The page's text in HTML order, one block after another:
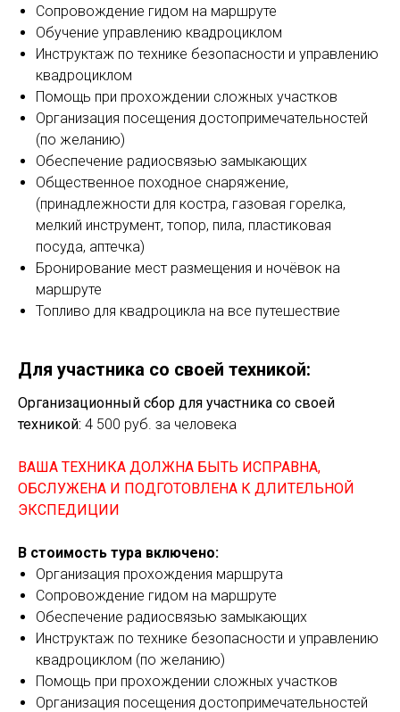
Сопровождение гидом на маршруте
Обучение управлению квадроциклом
Инструктаж по технике безопасности и управлению
квадроциклом
Помощь при прохождении сложных участков
Организация посещения достопримечательностей
(по желанию)
Обеспечение радиосвязью замыкающих
Общественное походное снаряжение,
(принадлежности для костра, газовая горелка,
мелкий инструмент, топор, пила, пластиковая
посуда, аптечка)
Бронирование мест размещения и ночёвок на
маршруте
Топливо для квадроцикла на все путешествие
Для участника со своей техникой:
Организационный сбор для участника со своей
техникой: 4 500 руб. за человека
ВАША ТЕХНИКА ДОЛЖНА БЫТЬ ИСПРАВНА,
ОБСЛУЖЕНА И ПОДГОТОВЛЕНА К ДЛИТЕЛЬНОЙ
ЭКСПЕДИЦИИ
В стоимость тура включено:
Организация прохождения маршрута
Сопровождение гидом на маршруте
Обеспечение радиосвязью замыкающих
Инструктаж по технике безопасности и управлению
квадроциклом (по желанию)
Помощь при прохождении сложных участков
Организация посещения достопримечательностей